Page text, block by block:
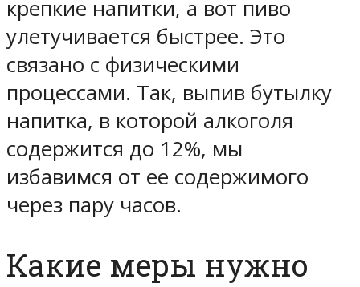
крепкие напитки, а вот пиво
улетучивается быстрее. Это
связано с физическими
процессами. Так, выпив бутылку
напитка, в которой алкоголя
содержится до 12%, мы
избавимся от ее содержимого
через пару часов.
Какие меры нужно